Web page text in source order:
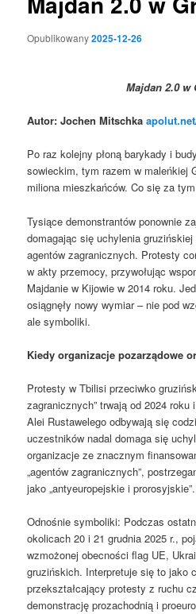
Opublikowany2025-12-26
Majdan 2.0 w
Autor: Jochen Mitschka
Po raz kolejny płoną barykady i
sowieckim, tym razem w maleńkiej
miliona mieszkańców. Co się za
Tysiące demonstrantów ponownie
domagając się uchylenia
agentów zagranicznych. Protesty
w akty przemocy, przywołując
Majdanie w Kijowie w 2014 roku.
osiągnęły nowy wymiar – nie pod
ale symboliki.
Kiedy organizacje pozarządowe
Protesty w Tbilisi przeciwko
zagranicznych” trwają od 2024 roku
Alei Rustawelego odbywają się
uczestników nadal domaga się
organizacje ze znacznym
„agentów zagranicznych”,
jako „antyeuropejskie i prorosyjskie”.
Odnośnie symboliki: Podczas
okolicach 20 i 21 grudnia 2025 r.,
wzmożonej obecności flag UE,
gruzińskich. Interpretuje się to jako
przekształcający protesty z ruchu
demonstrację prozachodnią i